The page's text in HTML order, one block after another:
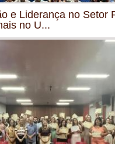
e Liderança no Setor
no U...